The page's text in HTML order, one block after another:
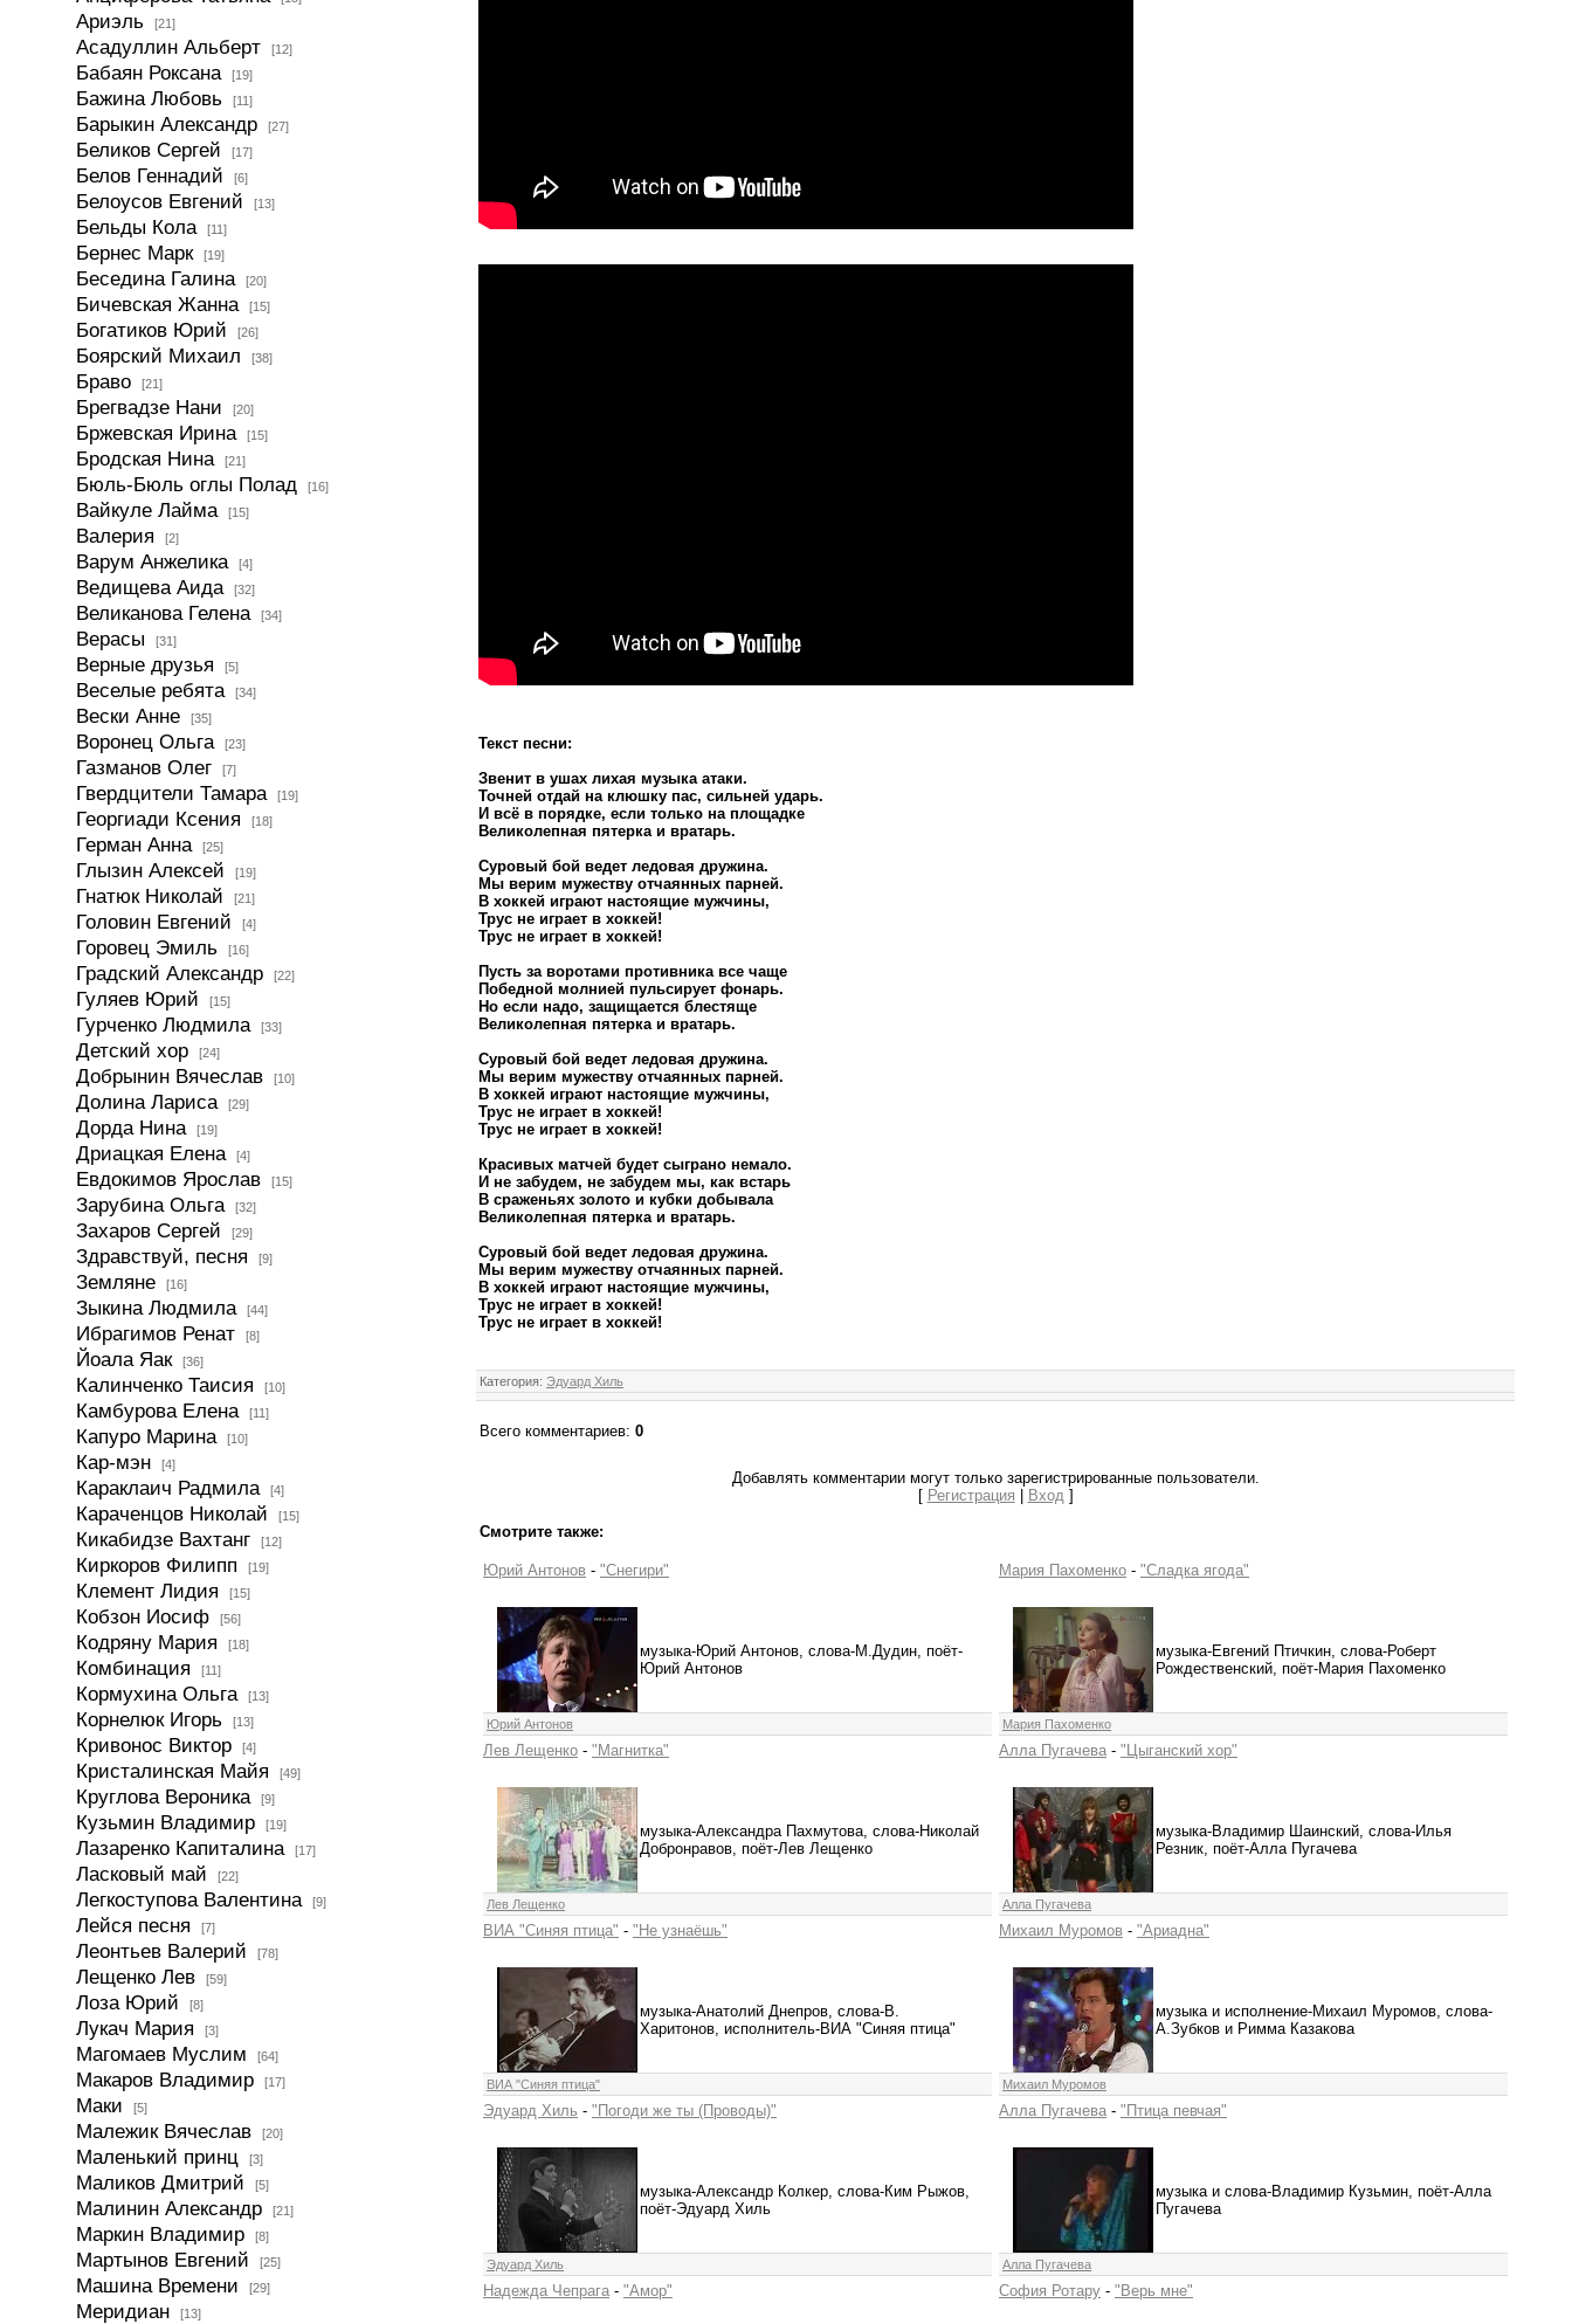
Ариэль [21]
Асадуллин Альберт [12]
Бабаян Роксана [19]
Бажина Любовь [11]
Барыкин Александр [27]
Беликов Сергей [17]
Белов Геннадий [6]
Белоусов Евгений [13]
Бельды Кола [11]
Бернес Марк [19]
Беседина Галина [20]
Бичевская Жанна [15]
Богатиков Юрий [26]
Боярский Михаил [38]
Браво [21]
Брегвадзе Нани [20]
Бржевская Ирина [15]
Бродская Нина [21]
Бюль-Бюль оглы Полад [16]
Вайкуле Лайма [15]
Валерия [2]
Варум Анжелика [4]
Ведищева Аида [32]
Великанова Гелена [34]
Верасы [31]
Верные друзья [5]
Веселые ребята [34]
Вески Анне [35]
Воронец Ольга [23]
Газманов Олег [7]
Гвердцители Тамара [19]
Георгиади Ксения [18]
Герман Анна [25]
Глызин Алексей [19]
Гнатюк Николай [21]
Головин Евгений [4]
Горовец Эмиль [16]
Градский Александр [22]
Гуляев Юрий [15]
Гурченко Людмила [33]
Детский хор [24]
Добрынин Вячеслав [10]
Долина Лариса [29]
Дорда Нина [19]
Дриацкая Елена [4]
Евдокимов Ярослав [15]
Зарубина Ольга [32]
Захаров Сергей [29]
Здравствуй, песня [9]
Земляне [16]
Зыкина Людмила [44]
Ибрагимов Ренат [8]
Йоала Яак [36]
Калинченко Таисия [10]
Камбурова Елена [11]
Капуро Марина [10]
Кар-мэн [4]
Караклаич Радмила [4]
Караченцов Николай [15]
Кикабидзе Вахтанг [12]
Киркоров Филипп [19]
Клемент Лидия [15]
Кобзон Иосиф [56]
Кодряну Мария [18]
Комбинация [11]
Кормухина Ольга [13]
Корнелюк Игорь [13]
Кривонос Виктор [4]
Кристалинская Майя [49]
Круглова Вероника [9]
Кузьмин Владимир [19]
Лазаренко Капиталина [17]
Ласковый май [22]
Легкоступова Валентина [9]
Лейся песня [7]
Леонтьев Валерий [78]
Лещенко Лев [59]
Лоза Юрий [8]
Лукач Мария [3]
Магомаев Муслим [64]
Макаров Владимир [17]
Маки [5]
Малежик Вячеслав [20]
Маленький принц [3]
Маликов Дмитрий [5]
Малинин Александр [21]
Маркин Владимир [8]
Мартынов Евгений [25]
Машина Времени [29]
Меридиан [13]
Текст песни:
Звенит в ушах лихая музыка атаки.
Точней отдай на клюшку пас, сильней ударь.
И всё в порядке, если только на площадке
Великолепная пятерка и вратарь.
Суровый бой ведет ледовая дружина.
Мы верим мужеству отчаянных парней.
В хоккей играют настоящие мужчины,
Трус не играет в хоккей!
Трус не играет в хоккей!
Пусть за воротами противника все чаще
Победной молнией пульсирует фонарь.
Но если надо, защищается блестяще
Великолепная пятерка и вратарь.
Суровый бой ведет ледовая дружина.
Мы верим мужеству отчаянных парней.
В хоккей играют настоящие мужчины,
Трус не играет в хоккей!
Трус не играет в хоккей!
Красивых матчей будет сыграно немало.
И не забудем, не забудем мы, как встарь
В сраженьях золото и кубки добывала
Великолепная пятерка и вратарь.
Суровый бой ведет ледовая дружина.
Мы верим мужеству отчаянных парней.
В хоккей играют настоящие мужчины,
Трус не играет в хоккей!
Трус не играет в хоккей!
Категория: Эдуард Хиль
Всего комментариев: 0
Добавлять комментарии могут только зарегистрированные пользователи.
[ Регистрация Вход]
Смотрите также:
Юрий Антонов - "Снегири"
музыка-Юрий Антонов, слова-М.Дудин, поёт-
Юрий Антонов
Юрий Антонов
Мария Пахоменко - "Сладка ягода"
музыка-Евгений Птичкин, слова-Роберт
Рождественский, поёт-Мария Пахоменко
Мария Пахоменко
Лев Лещенко - "Магнитка"
музыка-Александра Пахмутова, слова-Николай
Добронравов, поёт-Лев Лещенко
Лев Лещенко
Алла Пугачева - "Цыганский хор"
музыка-Владимир Шаинский, слова-Илья
Резник, поёт-Алла Пугачева
Алла Пугачева
ВИА "Синяя птица" - "Не узнаёшь"
музыка-Анатолий Днепров, слова-В.
Харитонов, исполнитель-ВИА "Синяя птица"
ВИА "Синяя птица"
Михаил Муромов - "Ариадна"
музыка и исполнение-Михаил Муромов, слова-
А.Зубков и Римма Казакова
Михаил Муромов
Эдуард Хиль - "Погоди же ты (Проводы)"
музыка-Александр Колкер, слова-Ким Рыжов,
поёт-Эдуард Хиль
Эдуард Хиль
Алла Пугачева - "Птица певчая"
музыка и слова-Владимир Кузьмин, поёт-Алла
Пугачева
Алла Пугачева
Надежда Чепрага - "Амор" София Ротару - "Верь мне"